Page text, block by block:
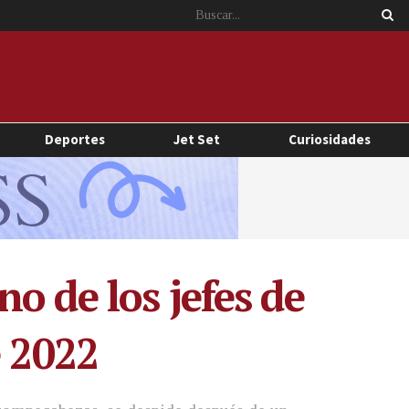
Deportes Jet Set Curiosidades
de los jefes de